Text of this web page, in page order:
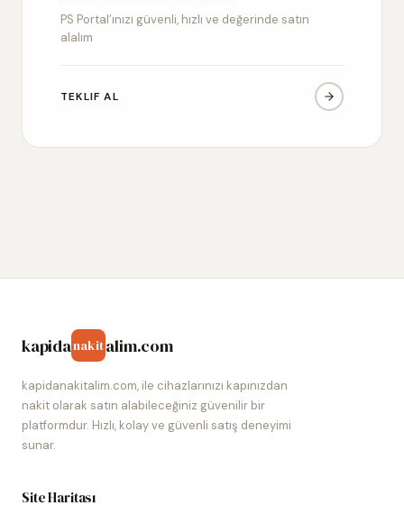
PS Portal’ınızı güvenli, hızlı ve değerinde satın
alalım
TEKLIF AL
kapidanakitalim.com
kapidanakitalim.com, ile cihazlarınızı kapınızdan
nakit olarak satın alabileceğiniz güvenilir bir
platformdur. Hızlı, kolay ve güvenli satış deneyimi
sunar.
Site Haritası